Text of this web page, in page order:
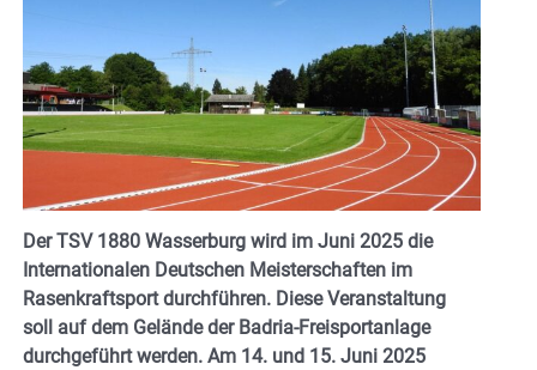
Der TSV 1880 Wasserburg wird im Juni 2025 die
Internationalen Deutschen Meisterschaften im
Rasenkraftsport durchführen. Diese Veranstaltung
soll auf dem Gelände der Badria-Freisportanlage
durchgeführt werden. Am 14. und 15. Juni 2025